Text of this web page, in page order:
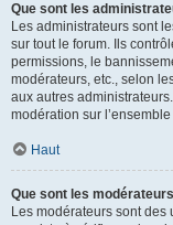
Que sont les
Les administrateurs sont
sur tout le forum. Ils
permissions, le
modérateurs, etc., selon
aux autres
modération sur
Haut
Que sont les
Les modérateurs sont des